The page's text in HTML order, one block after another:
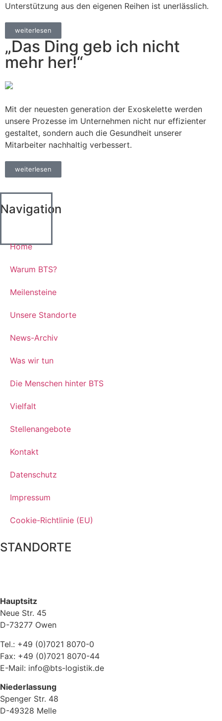
Unterstützung aus den eigenen Reihen ist unerlässlich.
weiterlesen
„Das Ding geb ich nicht
mehr her!“
Mit der neuesten generation der Exoskelette werden
unsere Prozesse im Unternehmen nicht nur effizienter
gestaltet, sondern auch die Gesundheit unserer
Mitarbeiter nachhaltig verbessert.
weiterlesen
Navigation
Home
Warum BTS?
Meilensteine
Unsere Standorte
News-Archiv
Was wir tun
Die Menschen hinter BTS
Vielfalt
Stellenangebote
Kontakt
Datenschutz
Impressum
Cookie-Richtlinie (EU)
STANDORTE
Hauptsitz
Neue Str. 45
D-73277 Owen
Tel.: +49 (0)7021 8070-0
Fax: +49 (0)7021 8070-44
E-Mail: info@bts-logistik.de
Niederlassung
Spenger Str. 48
D-49328 Melle